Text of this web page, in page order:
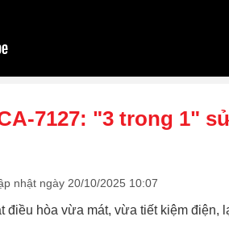
7127: "3 trong 1"
nhật ngày 20/10/2025 10:07
điều hòa vừa mát, vừa tiết kiệm điện,